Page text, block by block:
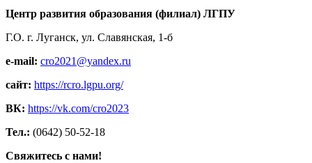
Центр развития образования (филиал) ЛГПУ
Г.О. г. Луганск, ул. Славянская, 1-б
e-mail: cro2021@yandex.ru
сайт: https://rcro.lgpu.org/
ВК: https://vk.com/cro2023
Тел.: (0642) 50-52-18
Свяжитесь с нами!